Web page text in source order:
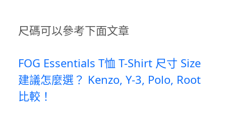
尺碼可以參考下面文章
FOG Essentials T恤 T-Shirt 尺寸 Size
建議怎麼選？ Kenzo, Y-3, Polo, Root
比較！